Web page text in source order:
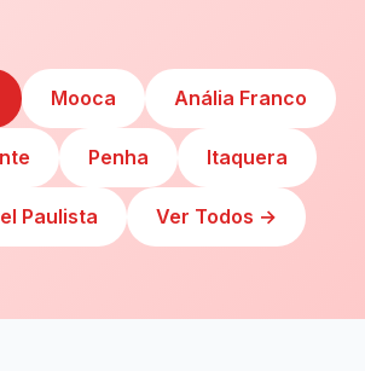
Mooca Anália Franco
Penha Itaquera
Paulista Ver Todos →